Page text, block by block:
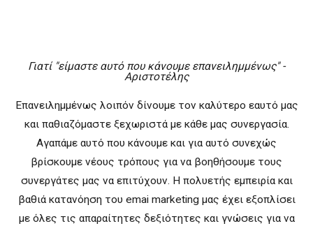
Γιατί "είμαστε αυτό που κάνουμε επανειλημμένως" -
Αριστοτέλης
Επανειλημμένως λοιπόν δίνουμε τον καλύτερο εαυτό μας
και παθιαζόμαστε ξεχωριστά με κάθε μας συνεργασία.
Αγαπάμε αυτό που κάνουμε και για αυτό συνεχώς
βρίσκουμε νέους τρόπους για να βοηθήσουμε τους
συνεργάτες μας να επιτύχουν. Η πολυετής εμπειρία και
βαθιά κατανόηση του emai marketing μας έχει εξοπλίσει
με όλες τις απαραίτητες δεξιότητες και γνώσεις για να